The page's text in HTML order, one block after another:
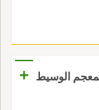
الوسيط +